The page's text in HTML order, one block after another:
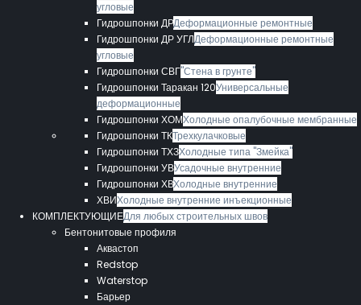
угловые
Гидрошпонки ДРДеформационные ремонтные
Гидрошпонки ДР УГЛДеформационные ремонтные
угловые
Гидрошпонки СВГ"Стена в грунте"
Гидрошпонки Таракан 120Универсальные
деформационные
Гидрошпонки ХОМХолодные опалубочные мембранные
Гидрошпонки ТКТрехкулачковые
Гидрошпонки ТХЗХолодные типа "Змейка"
Гидрошпонки УВУсадочные внутренние
Гидрошпонки ХВХолодные внутренние
ХВИХолодные внутренние инъекционные
КОМПЛЕКТУЮЩИЕДля любых строительных швов
Бентонитовые профиля
Аквастоп
Redstop
Waterstop
Барьер